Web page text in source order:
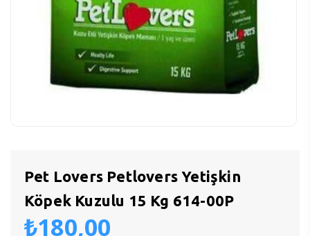
Pet Lovers Petlovers Yetişkin
Köpek Kuzulu 15 Kg 614-00P
₺180,00